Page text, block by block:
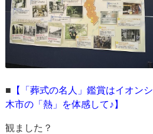
■ 【「葬式の名人」鑑賞はイオン
木市の「熱」を体感して♪】
観ました？